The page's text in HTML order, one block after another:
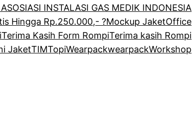
INSTALASI GAS MEDIK INDONESIA
Hingga Rp.250.000,- ?Mockup JaketOffice
Terima Kasih Form RompiTerima kasih Rompi
JaketTIMTopiWearpackwearpackWorkshop